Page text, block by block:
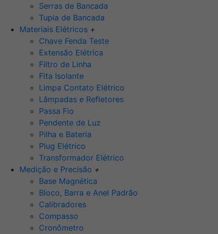
Serras de Bancada
Tupia de Bancada
Materiais Elétricos +
Chave Fenda Teste
Extensão Elétrica
Filtro de Linha
Fita Isolante
Limpa Contato Elétrico
Lâmpadas e Refletores
Passa Fio
Pendente de Luz
Pilha e Bateria
Plug Elétrico
Transformador Elétrico
Medição e Precisão +
Base Magnética
Bloco, Barra e Anel Padrão
Calibradores
Compasso
Cronômetro